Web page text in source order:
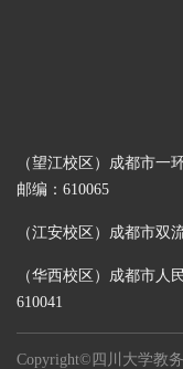
（望江校区）成都市一
邮编：610065
（江安校区）成都市双
（华西校区）成都市人
610041
Copyright©四川大学教